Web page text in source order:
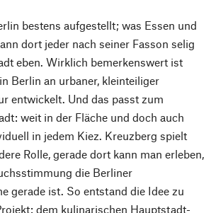
bestens aufgestellt; was Essen und
dort jeder nach seiner Fasson selig
eben. Wirklich bemerkenswert ist
Berlin an urbaner, kleinteiliger
entwickelt. Und das passt zum
weit in der Fläche und doch auch
in jedem Kiez. Kreuzberg spielt
Rolle, gerade dort kann man erleben,
die Berliner
gerade ist. So entstand die Idee zu
dem kulinarischen Hauptstadt-